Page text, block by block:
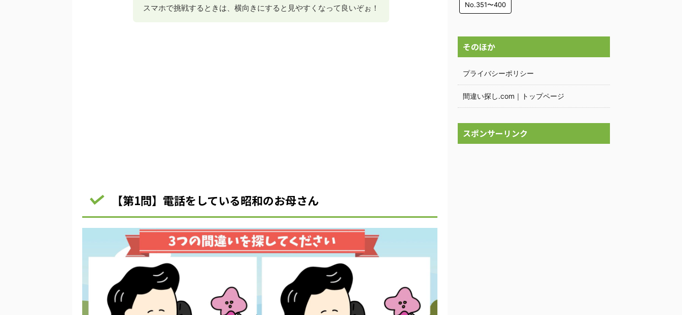
スマホで挑戦するときは、横向きにすると見やすくなって良いぞぉ！
【第1問】電話をしている昭和のお母さん
No.351〜400
そのほか
プライバシーポリシー
間違い探し.com｜トップページ
スポンサーリンク